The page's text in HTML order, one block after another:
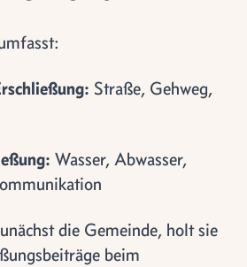
Straße, Gehweg,
Wasser, Abwasser,
die Gemeinde, holt sie
beim